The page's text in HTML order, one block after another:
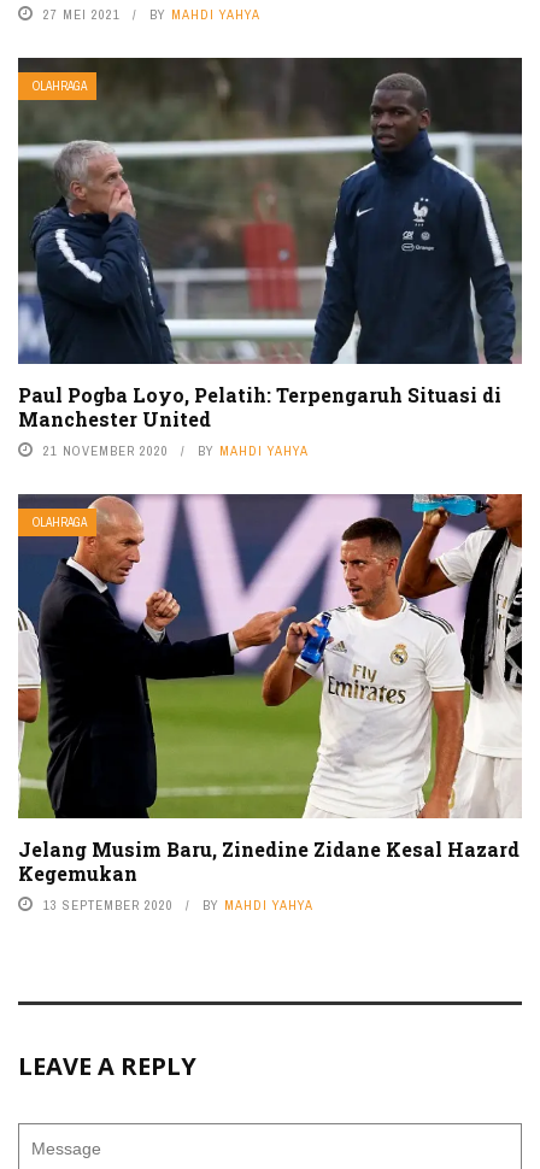
27 MEI 2021 BY MAHDI YAHYA
OLAHRAGA
Paul Pogba Loyo, Pelatih: Terpengaruh Situasi di
Manchester United
21 NOVEMBER 2020 BY MAHDI YAHYA
OLAHRAGA
Jelang Musim Baru, Zinedine Zidane Kesal Hazard
Kegemukan
13 SEPTEMBER 2020 BY MAHDI YAHYA
LEAVE A REPLY